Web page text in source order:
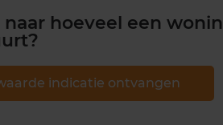
hoeveel een
indicatie ontvangen